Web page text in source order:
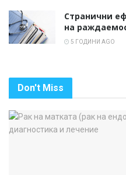
Странични
на
5 ГОДИНИ AGO
Don't Miss